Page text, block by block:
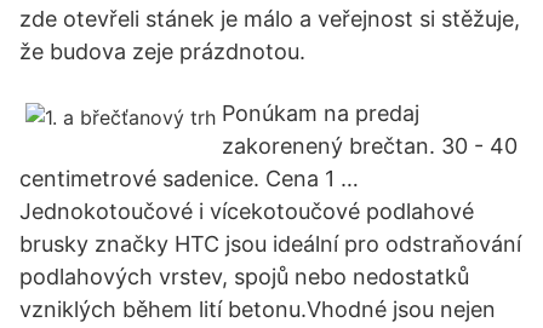
zde otevřeli stánek je málo a veřejnost si stěžuje,
že budova zeje prázdnotou.
Ponúkam na predaj
zakorenený brečtan. 30 - 40
centimetrové sadenice. Cena 1 …
Jednokotoučové i vícekotoučové podlahové
brusky značky HTC jsou ideální pro odstraňování
podlahových vrstev, spojů nebo nedostatků
vzniklých během lití betonu.Vhodné jsou nejen